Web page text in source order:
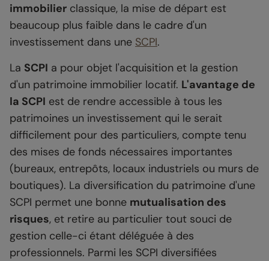
immobilier classique, la mise de départ est
beaucoup plus faible dans le cadre d'un
investissement dans une SCPI.
La SCPI a pour objet l'acquisition et la gestion
d'un patrimoine immobilier locatif. L'avantage de
la SCPI est de rendre accessible à tous les
patrimoines un investissement qui le serait
difficilement pour des particuliers, compte tenu
des mises de fonds nécessaires importantes
(bureaux, entrepôts, locaux industriels ou murs de
boutiques). La diversification du patrimoine d'une
SCPI permet une bonne mutualisation des
risques, et retire au particulier tout souci de
gestion celle-ci étant déléguée à des
professionnels. Parmi les SCPI diversifiées